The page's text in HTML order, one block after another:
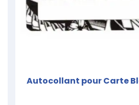
Autocollant pour Carte